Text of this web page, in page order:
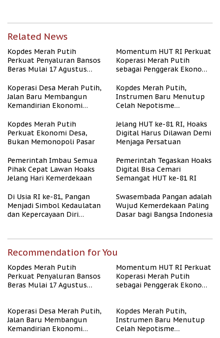
Related News
Kopdes Merah Putih
Perkuat Penyaluran Bansos
Beras Mulai 17 Agustus
Momentum HUT RI Perkuat
Koperasi Merah Putih
sebagai Penggerak Ekonomi
Koperasi Desa Merah Putih,
Jalan Baru Membangun
Kemandirian Ekonomi
Kopdes Merah Putih,
Instrumen Baru Menutup
Celah Nepotisme
Kopdes Merah Putih
Perkuat Ekonomi Desa,
Bukan Memonopoli Pasar
Jelang HUT ke-81 RI, Hoaks
Digital Harus Dilawan Demi
Menjaga Persatuan
Pemerintah Imbau Semua
Pihak Cepat Lawan Hoaks
Jelang Hari Kemerdekaan
Pemerintah Tegaskan Hoaks
Digital Bisa Cemari
Semangat HUT ke-81 RI
Di Usia RI ke-81, Pangan
Menjadi Simbol Kedaulatan
dan Kepercayaan Diri
Swasembada Pangan adalah
Wujud Kemerdekaan Paling
Dasar bagi Bangsa Indonesia
Recommendation for You
Kopdes Merah Putih
Perkuat Penyaluran Bansos
Beras Mulai 17 Agustus
Momentum HUT RI Perkuat
Koperasi Merah Putih
sebagai Penggerak Ekonomi
Koperasi Desa Merah Putih,
Jalan Baru Membangun
Kemandirian Ekonomi
Kopdes Merah Putih,
Instrumen Baru Menutup
Celah Nepotisme